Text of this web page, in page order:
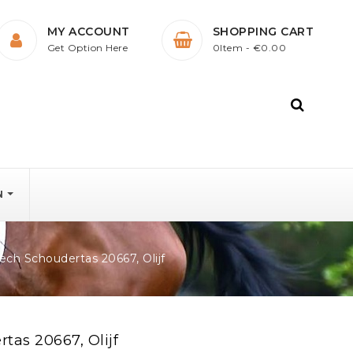
SHOPPING CART
0Item - €0.00
MY ACCOUNT
Get Option Here
Schoudertas 20667, Olijf
20667, Olijf